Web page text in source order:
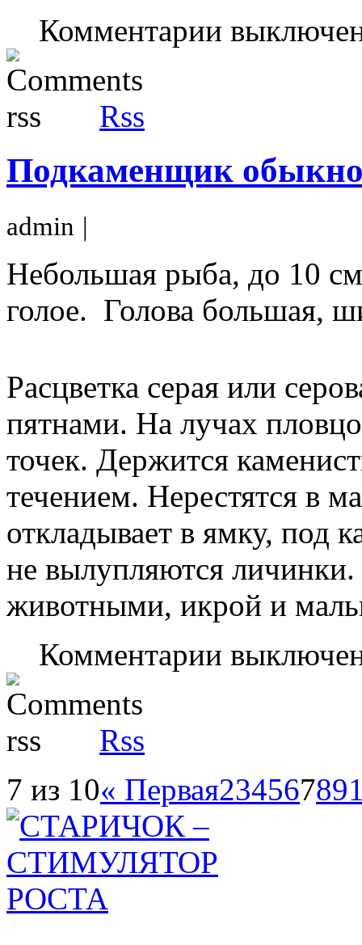
Комментарии
Rss
Подкаменщик
admin |
Небольшая рыба, до 10
голое. Голова большая,
Расцветка серая или
пятнами. На лучах
точек. Держится
течением. Нерестятся в
откладывает в ямку, под
не вылупляются
животными, икрой и
Комментарии
Rss
7 из 10« Первая23456789